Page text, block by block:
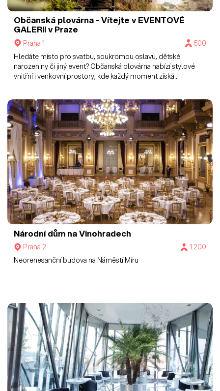
Občanská plovárna - Vítejte v EVENTOVÉ
GALERII v Praze
Praha 1
500
Hledáte místo pro svatbu, soukromou oslavu, dětské
narozeniny či jiný event? Občanská plovárna nabízí stylové
vnitřní i venkovní prostory, kde každý moment získá
Národní dům na Vinohradech
Praha 2
1 200
Neorenesanční budova na Náměstí Míru